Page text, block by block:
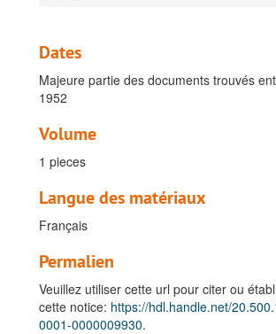
Dates
Majeure partie des documents trouvés
1952
Volume
1 pieces
Langue des matériaux
Français
Permalien
Veuillez utiliser cette url pour citer ou
cette notice: https://hdl.handle.net/
0001-0000009930.